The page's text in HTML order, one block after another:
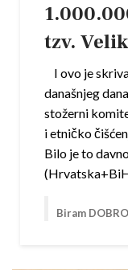
tzv.
I ovo je
današnjeg
stožerni
i etničko
Bilo je to
Biram DOBRO